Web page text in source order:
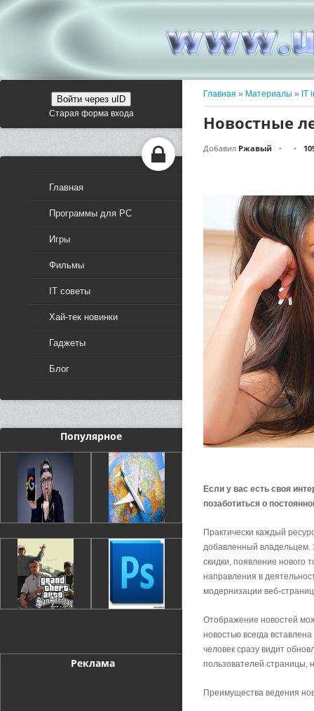
Войти через uID
Старая форма входа
Главная
Программы для PC
Игры
Фильмы
IT советы
Хай-тек новинки
Гаджеты
Блог
Популярное
Реклама
Главная » Материалы » IT
Новостные
Добавил Ржавый • •
Если у вас есть своя
позаботиться о
Практически каждый
добавленный владельцем.
скидки, появление нового
направления в
модернизации веб-
Отображение новостей
новостью всегда
человек сразу видит
пользователей страницы,
Преимущества ведения